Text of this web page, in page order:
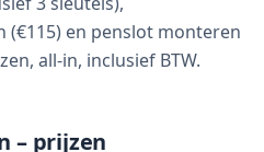
(€115) en penslot monteren
all-in, inclusief BTW.
– prijzen